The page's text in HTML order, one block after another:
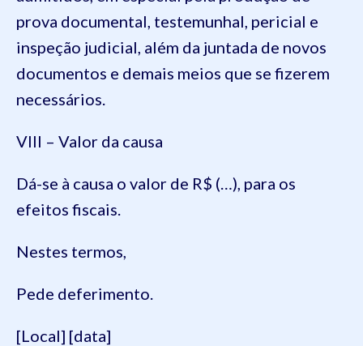
prova documental, testemunhal, pericial e
inspeção judicial, além da juntada de novos
documentos e demais meios que se fizerem
necessários.
VIII – Valor da causa
Dá-se à causa o valor de R$ (…), para os
efeitos fiscais.
Nestes termos,
Pede deferimento.
[Local] [data]